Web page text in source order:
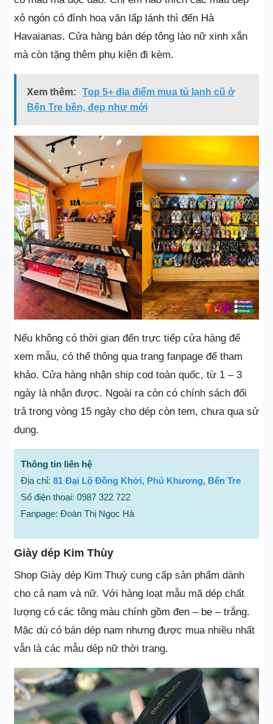
xỏ ngón có đính hoa văn lấp lánh thì đến Hà
Havaianas. Cửa hàng bán dép tông lào nữ xinh xắn
mà còn tặng thêm phụ kiện đi kèm.
Xem thêm:
Top 5+ địa điểm mua tủ lạnh cũ ở
Bến Tre bền, đẹp như mới
Nếu không có thời gian đến trực tiếp cửa hàng để
xem mẫu, có thể thông qua trang fanpage để tham
khảo. Cửa hàng nhận ship cod toàn quốc, từ 1 – 3
ngày là nhận được. Ngoài ra còn có chính sách đổi
trả trong vòng 15 ngày cho dép còn tem, chưa qua sử
dụng.
Thông tin liên hệ
Địa chỉ: 81 Đại Lộ Đồng Khởi, Phú Khương, Bến Tre
Số điện thoại: 0987 322 722
Fanpage: Đoàn Thị Ngọc Hà
Giày dép Kim Thùy
Shop Giày dép Kim Thuỳ cung cấp sản phẩm dành
cho cả nam và nữ. Với hàng loạt mẫu mã dép chất
lượng có các tông màu chính gồm đen – be – trắng.
Mặc dù có bán dép nam nhưng được mua nhiều nhất
vẫn là các mẫu dép nữ thời trang.